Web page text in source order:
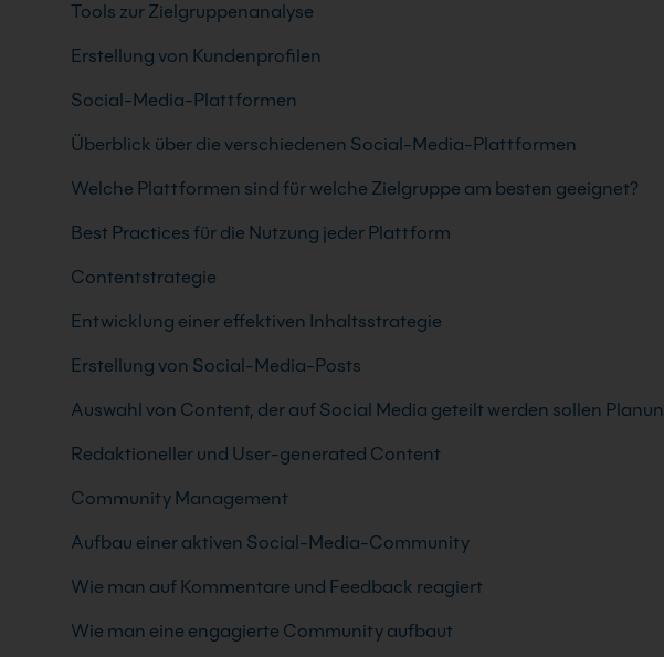
Tools zur Zielgruppenanalyse
Erstellung von Kundenprofilen
Social-Media-Plattformen
Überblick über die verschiedenen Social-Media-Plattformen
Welche Plattformen sind für welche Zielgruppe am besten geeignet?
Best Practices für die Nutzung jeder Plattform
Contentstrategie
Entwicklung einer effektiven Inhaltsstrategie
Erstellung von Social-Media-Posts
Auswahl von Content, der auf Social Media geteilt werden sollen
Redaktioneller und User-generated Content
Community Management
Aufbau einer aktiven Social-Media-Community
Wie man auf Kommentare und Feedback reagiert
Wie man eine engagierte Community aufbaut